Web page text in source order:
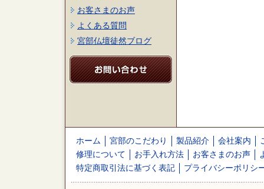
お客さまのお声
よくある質問
宮部仏壇徒然ブログ
ホーム 宮部のこだわり 製品紹介 会社案内
修理について
お手入れ方法 お客さまのお声
特定商取引法に基づく表記
プライバシーポリシ